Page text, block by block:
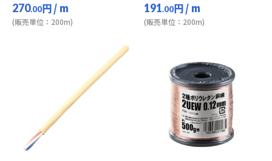
270.00円/ m
(販売単位：200m)
191.00円/ m
(販売単位：200m)